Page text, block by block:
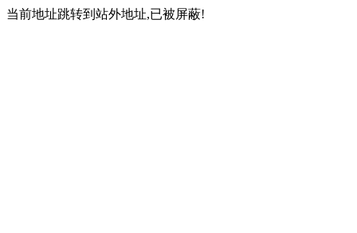
当前地址跳转到站外地址,已被屏蔽!